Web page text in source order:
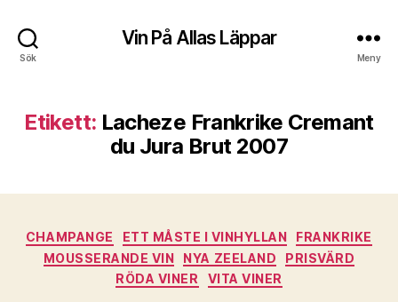
Sök
Vin På Allas Läppar
Meny
Etikett: Lacheze Frankrike Cremant
du Jura Brut 2007
Kategorier
CHAMPANGE ETT MÅSTE I VINHYLLAN
FRANKRIKE
MOUSSERANDE VIN
NYA ZEELAND
PRISVÄRD
RÖDA VINER
VITA VINER